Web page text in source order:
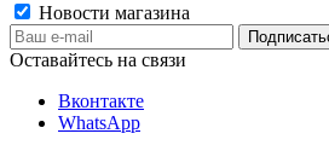
Новости магазина
Оставайтесь на связи
Вконтакте
WhatsApp